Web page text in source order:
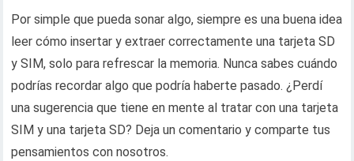
Por simple que pueda sonar algo, siempre es una buena idea
leer cómo insertar y extraer correctamente una tarjeta SD
y SIM, solo para refrescar la memoria. Nunca sabes cuándo
podrías recordar algo que podría haberte pasado. ¿Perdí
una sugerencia que tiene en mente al tratar con una tarjeta
SIM y una tarjeta SD? Deja un comentario y comparte tus
pensamientos con nosotros.